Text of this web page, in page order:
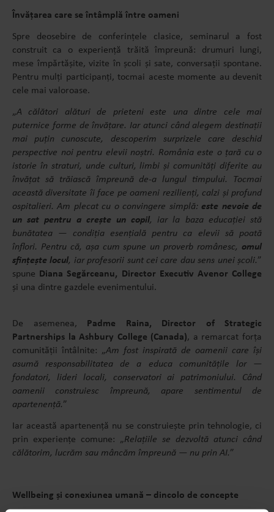
Învățarea care se întâmplă între oameni
Spre deosebire de conferințele clasice, seminarul a fost
construit ca o experiență trăită împreună: drumuri lungi,
mese împărtășite, vizite în școli și sate, conversații spontane.
Pentru mulți participanți, tocmai aceste momente au devenit
cele mai valoroase.
„A călători alături de prieteni este una dintre cele mai
puternice forme de învățare. Iar atunci când alegem destinații
mai puțin cunoscute, descoperim surprizele care deschid
perspective noi pentru elevii noștri. România este o țară cu o
istorie în straturi, unde culturi, limbi și comunități diferite au
învățat să trăiască împreună de-a lungul timpului. Tocmai
această diversitate îi face pe oameni rezilienți, calzi și profund
ospitalieri. Am plecat cu o convingere simplă:este nevoie de
un sat pentru a crește un copil, iar la baza educației stă
bunătatea — condiția esențială pentru ca elevii să poată
înflori. Pentru că, așa cum spune un proverb românesc, omul
sfințește locul, iar profesorii sunt cei care dau sens unei școli.”
spune
Diana Segărceanu, Director Executiv Avenor College
și una dintre gazdele evenimentului.
De asemenea,
Padme Raina, Director of Strategic
Partnerships la Ashbury College (Canada), a remarcat forța
comunității întâlnite: „Am fost inspirată de oamenii care își
asumă responsabilitatea de a educa comunitățile lor —
fondatori, lideri locali, conservatori ai patrimoniului. Când
oamenii construiesc împreună, apare sentimentul de
apartenență.”
Iar această apartenență nu se construiește prin tehnologie, ci
prin experiențe comune: „Relațiile se dezvoltă atunci când
călătorim, lucrăm sau mâncăm împreună — nu prin AI.”
Wellbeing și conexiunea umană – dincolo de concepte